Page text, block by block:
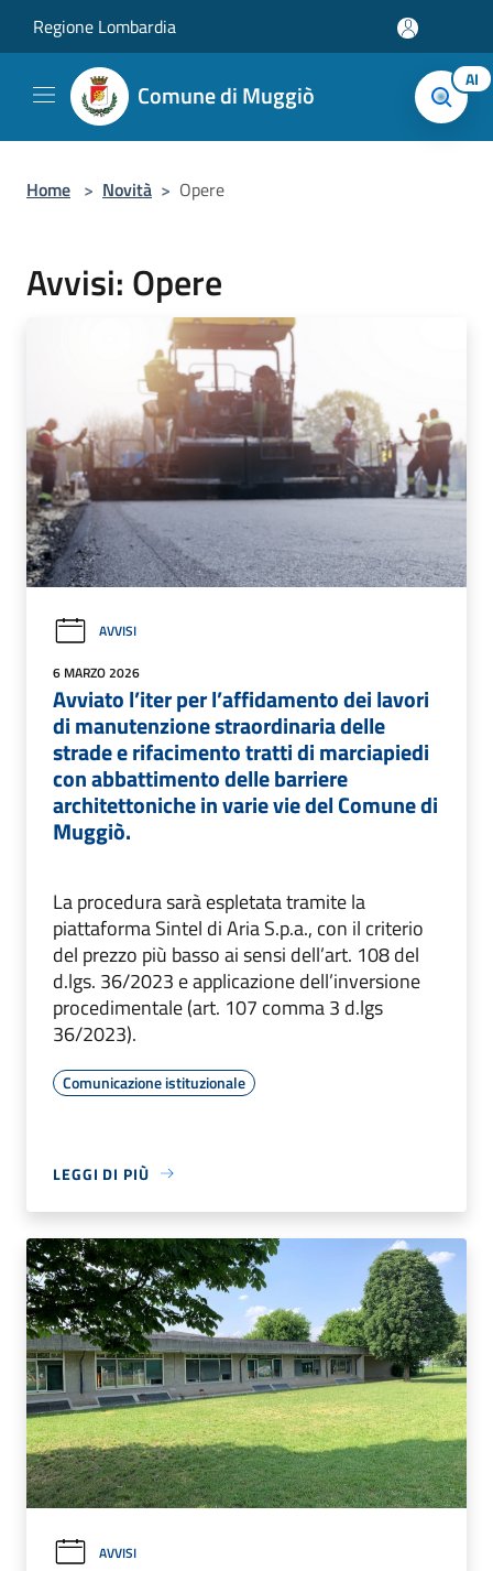
Regione Lombardia
Comune di Muggiò AI
Home > Novità > Opere
Avvisi: Opere
AVVISI
6 MARZO 2026
Avviato l’iter per l’affidamento dei lavori
di manutenzione straordinaria delle
strade e rifacimento tratti di marciapiedi
con abbattimento delle barriere
architettoniche in varie vie del Comune di
Muggiò.
La procedura sarà espletata tramite la
piattaforma Sintel di Aria S.p.a., con il criterio
del prezzo più basso ai sensi dell’art. 108 del
d.lgs. 36/2023 e applicazione dell’inversione
procedimentale (art. 107 comma 3 d.lgs
36/2023).
Comunicazione istituzionale
LEGGI DI PIÙ
AVVISI